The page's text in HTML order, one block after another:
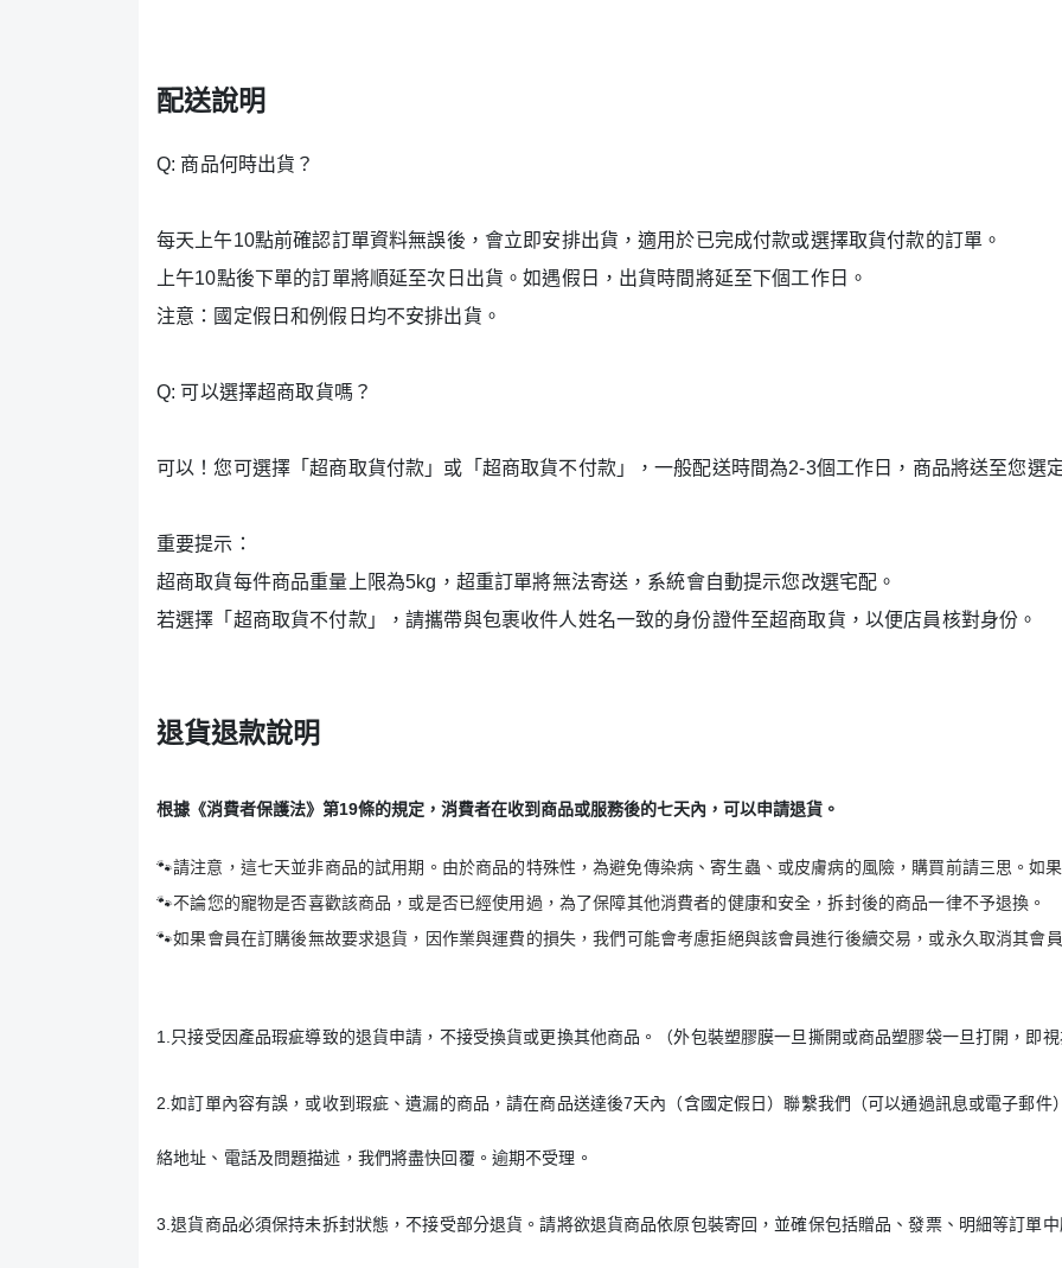
配送說明
Q: 商品何時出貨？
每天上午10點前確認訂單資料無誤後，會立即安排出貨，適用於已完成付款或選擇取貨付款的訂單。
上午10點後下單的訂單將順延至次日出貨。如遇假日，出貨時間將延至下個工作日。
注意：國定假日和例假日均不安排出貨。
Q: 可以選擇超商取貨嗎？
可以！您可選擇「超商取貨付款」或「超商取貨不付款」，一般配送時間為2-3個工作日，商品將送至您選
重要提示：
超商取貨每件商品重量上限為5kg，超重訂單將無法寄送，系統會自動提示您改選宅配。
若選擇「超商取貨不付款」，請攜帶與包裹收件人姓名一致的身份證件至超商取貨，以便店員核對身份。
退貨退款說明
根據《消費者保護法》第19條的規定，消費者在收到商品或服務後的七天內，可以申請退貨。
🐾請注意，這七天並非商品的試用期。由於商品的特殊性，為避免傳染病、寄生蟲、或皮膚病的風險，購買前請三思。如
🐾不論您的寵物是否喜歡該商品，或是否已經使用過，為了保障其他消費者的健康和安全，拆封後的商品一律不予退換。
🐾如果會員在訂購後無故要求退貨，因作業與運費的損失，我們可能會考慮拒絕與該會員進行後續交易，或永久取消其會
1.只接受因產品瑕疵導致的退貨申請，不接受換貨或更換其他商品。（外包裝塑膠膜一旦撕開或商品塑膠袋一旦打開，即
2.如訂單內容有誤，或收到瑕疵、遺漏的商品，請在商品送達後7天內（含國定假日）聯繫我們（可以通過訊息或電子郵
絡地址、電話及問題描述，我們將盡快回覆。逾期不受理。
3.退貨商品必須保持未拆封狀態，不接受部分退貨。請將欲退貨商品依原包裝寄回，並確保包括贈品、發票、明細等訂單